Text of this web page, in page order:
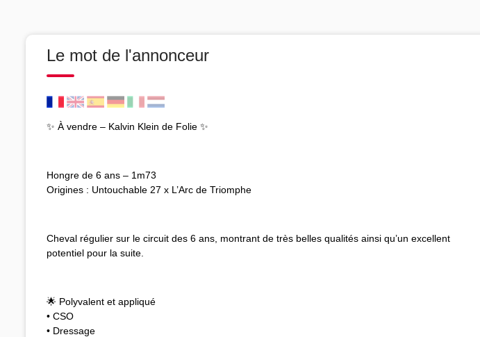
Le mot de l'annonceur
✨ À vendre – Kalvin Klein de Folie ✨
Hongre de 6 ans – 1m73
Origines : Untouchable 27 x L’Arc de Triomphe
Cheval régulier sur le circuit des 6 ans, montrant de très belles qualités ainsi qu’un excellent
potentiel pour la suite.
🌟 Polyvalent et appliqué
• CSO
• Dressage